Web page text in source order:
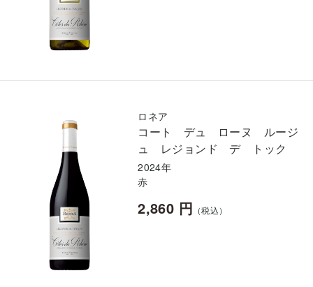
ロネア
コート デュ ローヌ ルージ
ュ レジョンド デ トック
2024年
赤
2,860 円 （税込）